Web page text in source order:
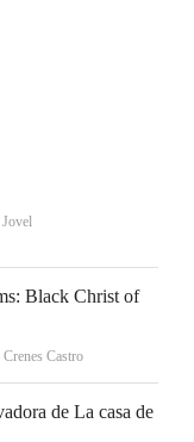
Black Christ of
Crenes Castro
de La casa de